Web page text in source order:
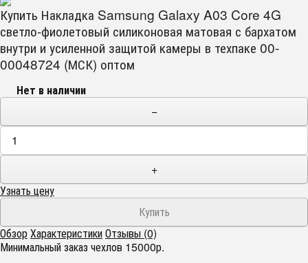
Купить Накладка Samsung Galaxy A03 Core 4G
светло-фиолетовый силиконовая матовая с бархатом
внутри и усиленной защитой камеры в техпаке 00-
00048724 (МСК) оптом
Нет в наличии
−
+
Узнать цену
ОбзорХарактеристикиОтзывы (0)
Минимальный заказ чехлов 15000р.